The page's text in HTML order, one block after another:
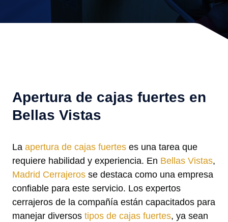
Apertura de cajas fuertes en
Bellas Vistas
La apertura de cajas fuertes es una tarea que
requiere habilidad y experiencia. En Bellas Vistas,
Madrid Cerrajeros se destaca como una empresa
confiable para este servicio. Los expertos
cerrajeros de la compañía están capacitados para
manejar diversos tipos de cajas fuertes, ya sean